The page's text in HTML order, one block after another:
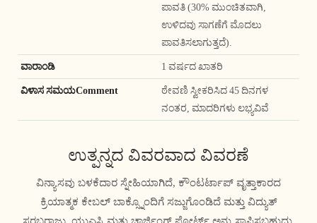
ಪಾವತಿ (30% ಮುಂಚಿತವಾಗಿ,
ಉಳಿದವು ಸಾಗಣೆಗೆ ಮೊದಲು
ಪಾವತಿಸಲಾಗುತ್ತದೆ).
ವಾರಾಂಡಿ 1 ವರ್ಷದ ಖಾತರಿ
ವಿಳಾಸ ಸಮಯComment
ಠೇವಣಿ ಸ್ವೀಕರಿಸಿದ 45 ದಿನಗಳ
ನಂತರ, ಮಾದರಿಗಳು ಲಭ್ಯವಿವೆ
ಉತ್ಪನ್ನದ ವಿವರವಾದ ವಿವರಣೆ
ವಿನ್ಯಾಸವು ಬಳಕೆದಾರ ಸ್ನೇಹಿಯಾಗಿದೆ, ಕೌಂಟರ್ಟಾಪ್ ವೃತ್ತಾಕಾರದ
ಕ್ರಿಯಾತ್ಮಕ ಕೇಬಲ್ ಬಾಕ್ಸ್ನೊಂದಿಗೆ ಸಜ್ಜುಗೊಂಡಿದೆ ಮತ್ತು ವಿದ್ಯುತ್